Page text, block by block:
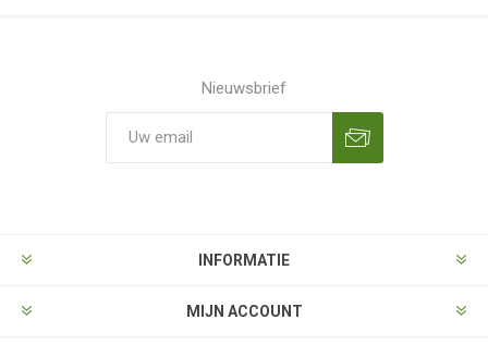
Nieuwsbrief
INFORMATIE
MIJN ACCOUNT